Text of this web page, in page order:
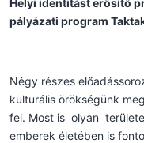
pályázati program
Négy részes
kulturális örökségünk
fel. Most is olyan
emberek életében is